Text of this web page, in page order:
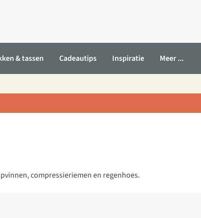
& tassen Cadeautips Inspiratie Meer ...
compressieriemen en regenhoes.